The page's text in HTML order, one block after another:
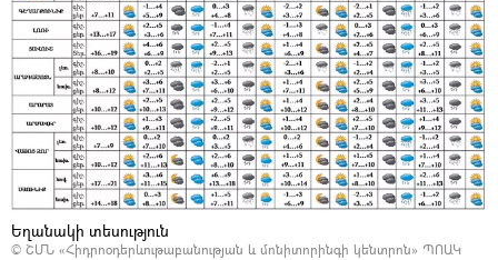
Եղանակի տեսություն
© ՇՄՆ «Հիդրոօդերևութաբանության և մոնիտորինգի կենտրոն» ՊՈԱԿ